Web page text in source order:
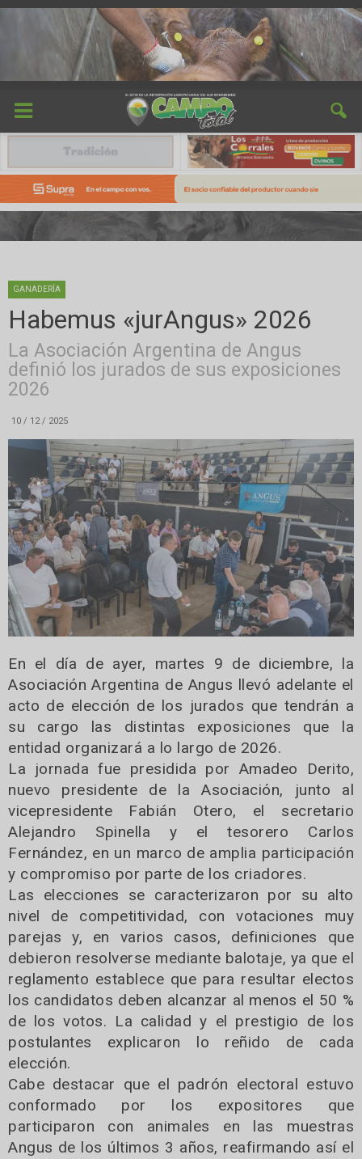
GANADERÍA
Habemus «jurAngus» 2026
La Asociación Argentina de Angus
definió los jurados de sus exposiciones
2026
10 / 12 / 2025
En el día de ayer, martes 9 de diciembre, la
Asociación Argentina de Angus llevó adelante el
acto de elección de los jurados que tendrán a
su cargo las distintas exposiciones que la
entidad organizará a lo largo de 2026.
La jornada fue presidida por Amadeo Derito,
nuevo presidente de la Asociación, junto al
vicepresidente Fabián Otero, el secretario
Alejandro Spinella y el tesorero Carlos
Fernández, en un marco de amplia participación
y compromiso por parte de los criadores.
Las elecciones se caracterizaron por su alto
nivel de competitividad, con votaciones muy
parejas y, en varios casos, definiciones que
debieron resolverse mediante balotaje, ya que el
reglamento establece que para resultar electos
los candidatos deben alcanzar al menos el 50 %
de los votos. La calidad y el prestigio de los
postulantes explicaron lo reñido de cada
elección.
Cabe destacar que el padrón electoral estuvo
conformado por los expositores que
participaron con animales en las muestras
Angus de los últimos 3 años, reafirmando así el